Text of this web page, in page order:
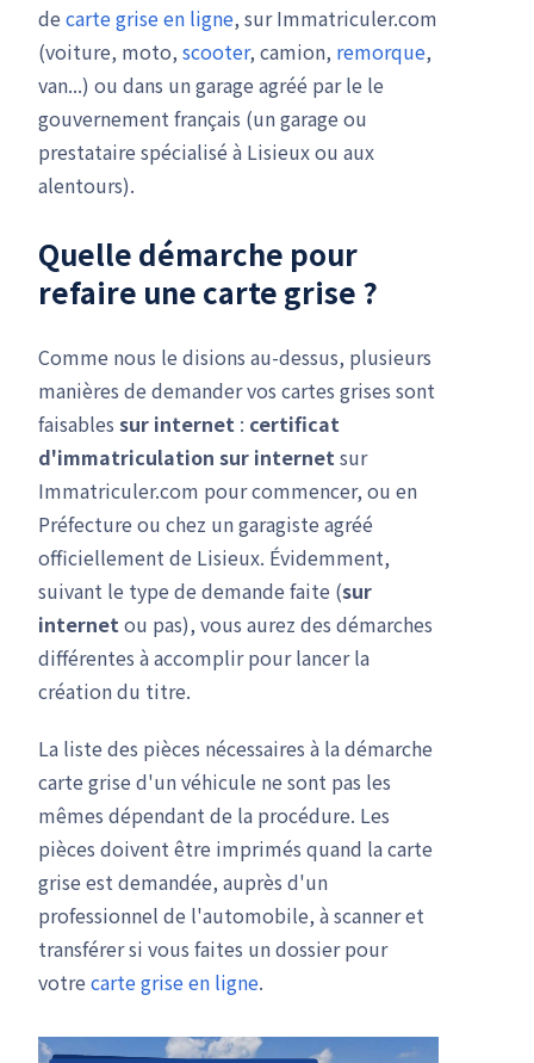
de carte grise en ligne, sur Immatriculer.com
(voiture, moto, scooter, camion, remorque,
van...) ou dans un garage agréé par le le
gouvernement français (un garage ou
prestataire spécialisé à Lisieux ou aux
alentours).
Quelle démarche pour
refaire une carte grise ?
Comme nous le disions au-dessus, plusieurs
manières de demander vos cartes grises sont
faisables sur internet : certificat
d'immatriculation sur internetsur
Immatriculer.com pour commencer, ou en
Préfecture ou chez un garagiste agréé
officiellement de Lisieux. Évidemment,
suivant le type de demande faite (sur
internetou pas), vous aurez des démarches
différentes à accomplir pour lancer la
création du titre.
La liste des pièces nécessaires à la démarche
carte grise d'un véhicule ne sont pas les
mêmes dépendant de la procédure. Les
pièces doivent être imprimés quand la carte
grise est demandée, auprès d'un
professionnel de l'automobile, à scanner et
transférer si vous faites un dossier pour
votre carte grise en ligne.